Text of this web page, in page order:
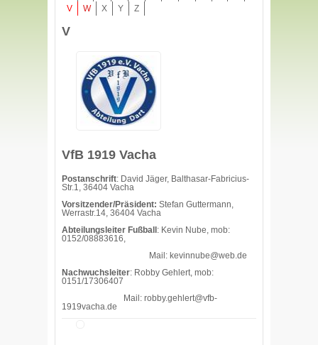
V
W X Y Z
V
VfB 1919 Vacha
Postanschrift: David Jäger, Balthasar-Fabricius-
Str.1, 36404 Vacha
Vorsitzender/Präsident: Stefan Guttermann,
Werrastr.14, 36404 Vacha
Abteilungsleiter Fußball : Kevin Nube, mob:
0152/08883616,
Mail: kevinnube@web.de
Nachwuchsleiter: Robby Gehlert, mob:
0151/17306407
Mail: robby.gehlert@vfb-
1919vacha.de